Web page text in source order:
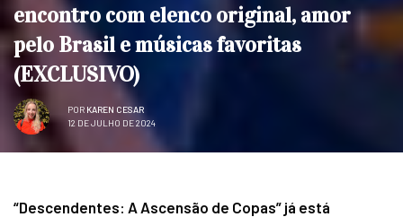
encontro com elenco original, amor
pelo Brasil e músicas favoritas
(EXCLUSIVO)
POR KAREN CESAR
12 DE JULHO DE 2024
“Descendentes: A Ascensão de Copas” já está